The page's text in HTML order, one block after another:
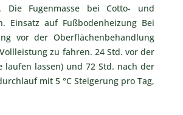
Die Fugenmasse bei Cotto- und
Einsatz auf Fußbodenheizung Bei
vor der Oberflächenbehandlung
zu fahren. 24 Std. vor der
lassen) und 72 Std. nach der
mit 5 °C Steigerung pro Tag,